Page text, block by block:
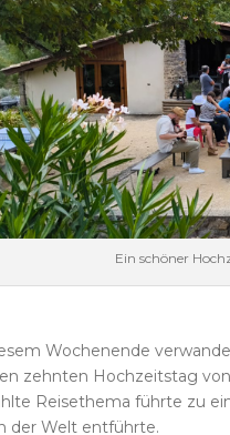
Ein schöner
Wochenende
zehnten Hochzeitstag
Reisethema führte zu
der Welt entführte.